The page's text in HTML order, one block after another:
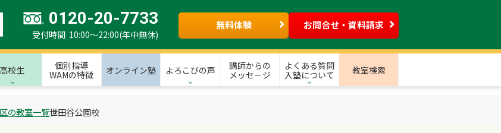
0120-20-7733
受付時間 10:00～22:00(年中無休)
無料体験 お問合せ・資料請求
高校生
個別指導
WAMの特徴
オンライン塾 よろこびの声
講師からの
メッセージ
よくある質問
入塾について
教室検索
の教室一覧世田谷公園校